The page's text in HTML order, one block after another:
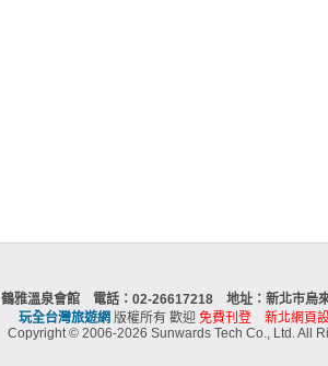
鶴雅溫泉會館 電話：02-26617218 地址：新北市烏
玩全台灣旅遊網 版權所有 歡迎 免費刊登
新北網頁
Copyright © 2006-2026 Sunwards Tech Co., Ltd. All